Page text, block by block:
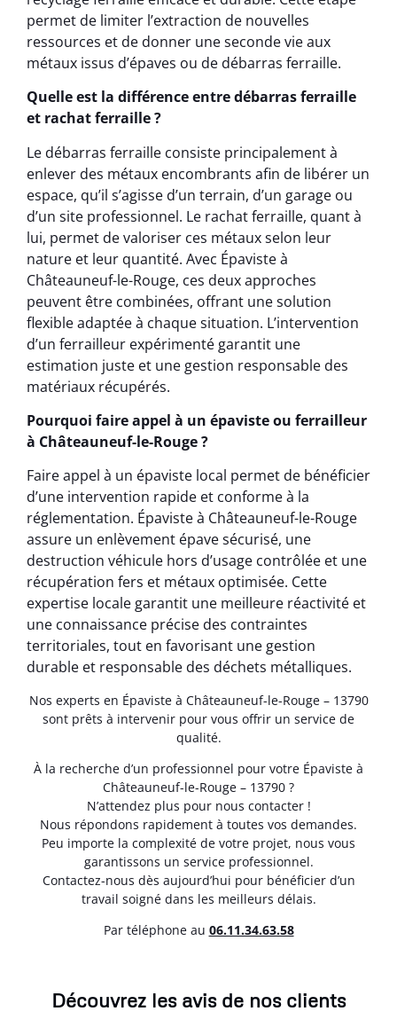
permet de limiter l’extraction de nouvelles
ressources et de donner une seconde vie aux
métaux issus d’épaves ou de débarras ferraille.
Quelle est la différence entre débarras ferraille
et rachat ferraille ?
Le débarras ferraille consiste principalement à
enlever des métaux encombrants afin de libérer un
espace, qu’il s’agisse d’un terrain, d’un garage ou
d’un site professionnel. Le rachat ferraille, quant à
lui, permet de valoriser ces métaux selon leur
nature et leur quantité. Avec Épaviste à
Châteauneuf-le-Rouge, ces deux approches
peuvent être combinées, offrant une solution
flexible adaptée à chaque situation. L’intervention
d’un ferrailleur expérimenté garantit une
estimation juste et une gestion responsable des
matériaux récupérés.
Pourquoi faire appel à un épaviste ou ferrailleur
à Châteauneuf-le-Rouge ?
Faire appel à un épaviste local permet de bénéficier
d’une intervention rapide et conforme à la
réglementation. Épaviste à Châteauneuf-le-Rouge
assure un enlèvement épave sécurisé, une
destruction véhicule hors d’usage contrôlée et une
récupération fers et métaux optimisée. Cette
expertise locale garantit une meilleure réactivité et
une connaissance précise des contraintes
territoriales, tout en favorisant une gestion
durable et responsable des déchets métalliques.
Nos experts en Épaviste à Châteauneuf-le-Rouge – 13790
sont prêts à intervenir pour vous offrir un service de
qualité.
À la recherche d’un professionnel pour votre Épaviste à
Châteauneuf-le-Rouge – 13790 ?
N’attendez plus pour nous contacter !
Nous répondons rapidement à toutes vos demandes.
Peu importe la complexité de votre projet, nous vous
garantissons un service professionnel.
Contactez-nous dès aujourd’hui pour bénéficier d’un
travail soigné dans les meilleurs délais.
Par téléphone au 06.11.34.63.58
Découvrez les avis de nos clients